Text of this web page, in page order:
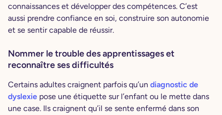
connaissances et développer des compétences. C’est
aussi prendre confiance en soi, construire son autonomie
et se sentir capable de réussir.
Nommer le trouble des apprentissages et
reconnaître ses difficultés
Certains adultes craignent parfois qu’un diagnostic de
dyslexie pose une étiquette sur l’enfant ou le mette dans
une case. Ils craignent qu’il se sente enfermé dans son